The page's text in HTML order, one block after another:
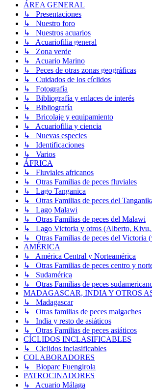
ÁREA GENERAL
↳ Presentaciones
↳ Nuestro foro
↳ Nuestros acuarios
↳ Acuariofilia general
↳ Zona verde
↳ Acuario Marino
↳ Peces de otras zonas geográficas
↳ Cuidados de los cíclidos
↳ Fotografía
↳ Bibliografía y enlaces de interés
↳ Bibliografía
↳ Bricolaje y equipamiento
↳ Acuariofilia y ciencia
↳ Nuevas especies
↳ Identificaciones
↳ Varios
ÁFRICA
↳ Fluviales africanos
↳ Otras Familias de peces fluviales
↳ Lago Tanganica
↳ Otras Familias de peces del
↳ Lago Malawi
↳ Otras Familias de peces del Malawi
↳ Lago Victoria y otros (Alberto, Kivu,
↳ Otras Familias de peces del Victoria
AMÉRICA
↳ América Central y Norteamérica
↳ Otras Familias de peces centro y
↳ Sudamérica
↳ Otras Familias de peces
MADAGASCAR, INDIA Y OTROS
↳ Madagascar
↳ Otras familias de peces malgaches
↳ India y resto de asiáticos
↳ Otras Familias de peces asiáticos
CÍCLIDOS INCLASIFICABLES
↳ Ciclidos inclasificables
COLABORADORES
↳ Bioparc Fuengirola
PATROCINADORES
↳ Acuario Málaga